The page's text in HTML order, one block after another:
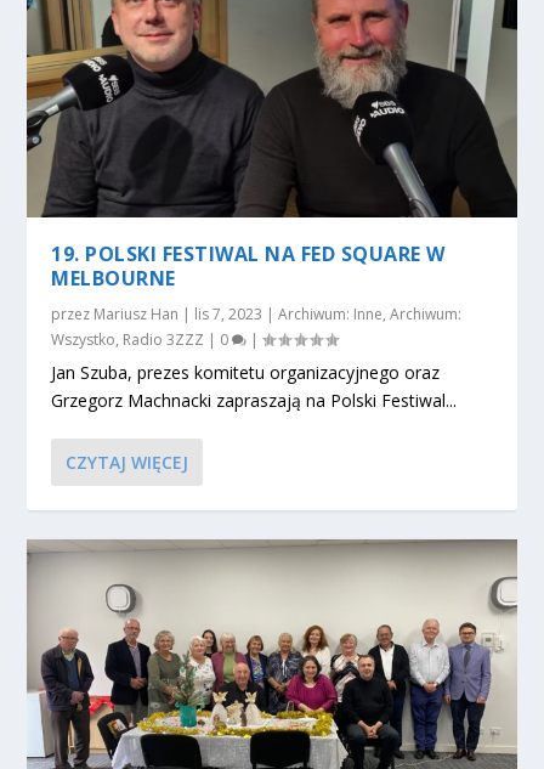
19. POLSKI FESTIWAL NA FED SQUARE W
MELBOURNE
przez Mariusz Han | lis 7, 2023 |Archiwum: Inne,Archiwum:
Wszystko, Radio 3ZZZ | 0 |
Jan Szuba, prezes komitetu organizacyjnego oraz
Grzegorz Machnacki zapraszają na Polski Festiwal...
CZYTAJ WIĘCEJ